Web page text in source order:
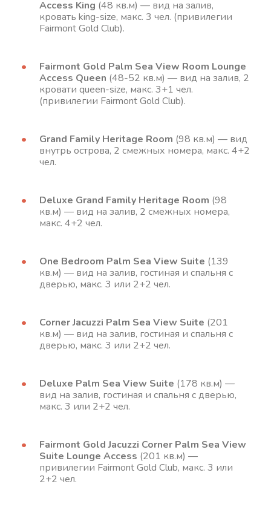
Access King (48 кв.м) — вид на залив,
кровать king-size, макс. 3 чел. (привилегии
Fairmont Gold Club).
Fairmont Gold Palm Sea View Room Lounge
Access Queen (48-52 кв.м) — вид на залив, 2
кровати queen-size, макс. 3+1 чел.
(привилегии Fairmont Gold Club).
Grand Family Heritage Room (98 кв.м) — вид
внутрь острова, 2 смежных номера, макс. 4+2
чел.
Deluxe Grand Family Heritage Room (98
кв.м) — вид на залив, 2 смежных номера,
макс. 4+2 чел.
One Bedroom Palm Sea View Suite (139
кв.м) — вид на залив, гостиная и спальня с
дверью, макс. 3 или 2+2 чел.
Corner Jacuzzi Palm Sea View Suite (201
кв.м) — вид на залив, гостиная и спальня с
дверью, макс. 3 или 2+2 чел.
Deluxe Palm Sea View Suite (178 кв.м) —
вид на залив, гостиная и спальня с дверью,
макс. 3 или 2+2 чел.
Fairmont Gold Jacuzzi Corner Palm Sea View
Suite Lounge Access (201 кв.м) —
привилегии Fairmont Gold Club, макс. 3 или
2+2 чел.